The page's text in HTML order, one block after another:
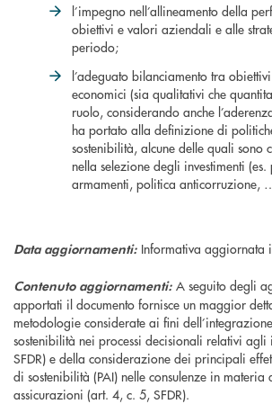
l’impegno nell’allineamento della
obiettivi e valori aziendali e alle
periodo;
l’adeguato bilanciamento tra
economici (sia qualitativi che
ruolo, considerando anche
ha portato alla definizione di
sostenibilità, alcune delle quali sono
nella selezione degli investimenti
armamenti, politica anticorruzione,
Data aggiornamenti: Informativa
Contenuto aggiornamenti: A seguito degli
apportati il documento fornisce un maggior
metodologie considerate ai fini
sostenibilità nei processi decisionali relativi agli
SFDR) e della considerazione dei principali
di sostenibilità (PAI) nelle consulenze in materia
assicurazioni (art. 4, c. 5, SFDR).